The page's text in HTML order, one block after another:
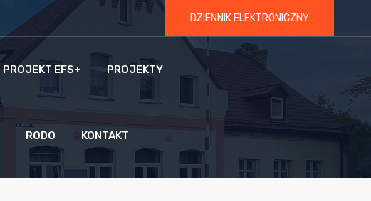
DZIENNIK ELEKTRONICZNY
PROJEKT EFS+ PROJEKTY
RODO KONTAKT